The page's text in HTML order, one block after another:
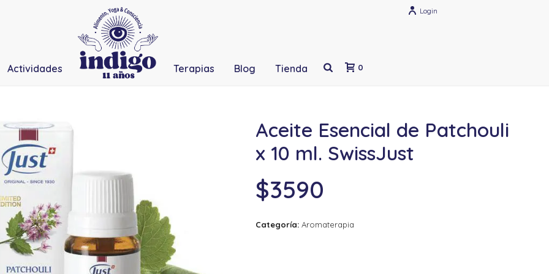
Login
Actividades Terapias Blog Tienda 0
Aceite Esencial de Patchouli
x 10 ml. SwissJust
$3590
Categoría: Aromaterapia